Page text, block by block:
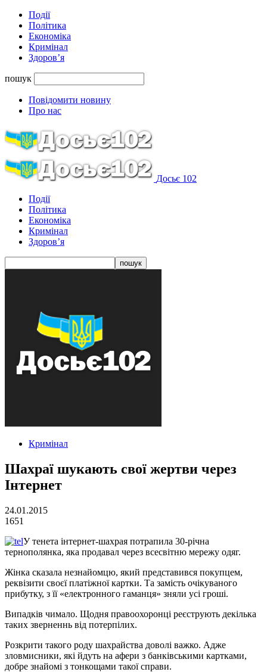
Події
Політика
Економіка
Кримінал
Здоров’я
пошук
Повідомити новину
Про нас
Досьє 102
Події
Політика
Економіка
Кримінал
Здоров’я
Кримінал
Шахраї шукають свої жертви через
Інтернет
24.01.2015
1651
У тенета інтернет-шахрая потрапила 30-річна
тернополянка, яка продавал через всесвітню мережу одяг.
Жінка сказала незнайомцю, який представився покупцем,
реквізити своєї платіжної картки. Та замість очікуваного
прибутку, з її «електронного гаманця» зняли усі гроші.
Випадків чимало. Щодня правоохоронці реєструють декілька
таких зверненнь від потерпілих.
Розкрити такого роду шахрайства доволі важко. Адже
зловмисники, які йдуть на афери з банківськими картками,
добре знайомі з тонкощами такої справи.